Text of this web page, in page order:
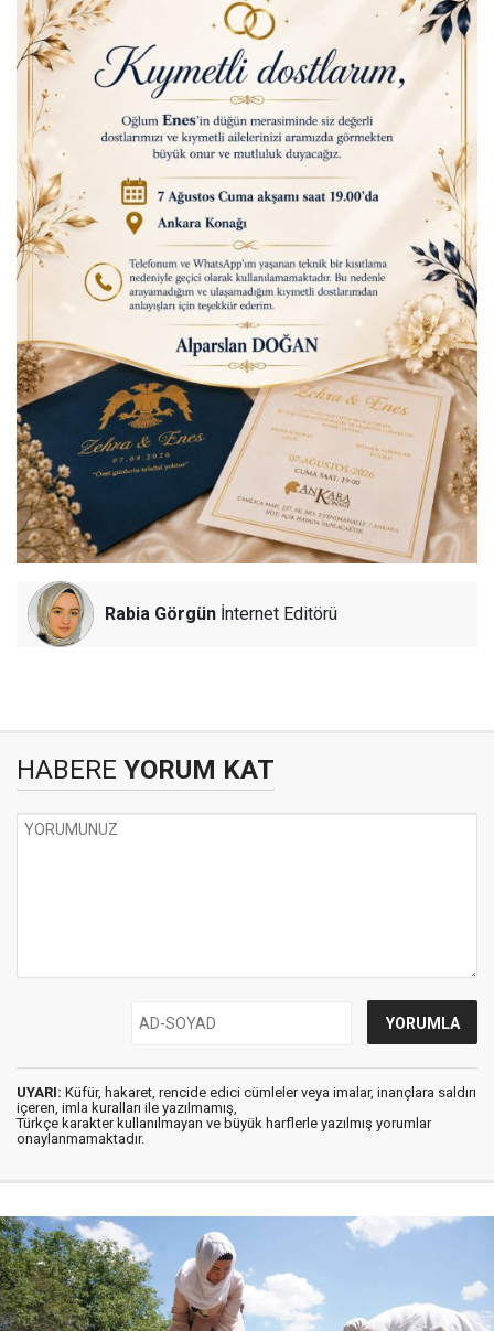
Rabia Görgün İnternet Editörü
HABERE YORUM KAT
UYARI: Küfür, hakaret, rencide edici cümleler veya imalar, inançlara saldırı
içeren, imla kuralları ile yazılmamış,
Türkçe karakter kullanılmayan ve büyük harflerle yazılmış yorumlar
onaylanmamaktadır.